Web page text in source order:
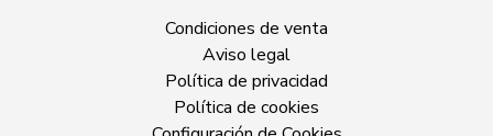
Condiciones de venta
Aviso legal
Política de privacidad
Política de cookies